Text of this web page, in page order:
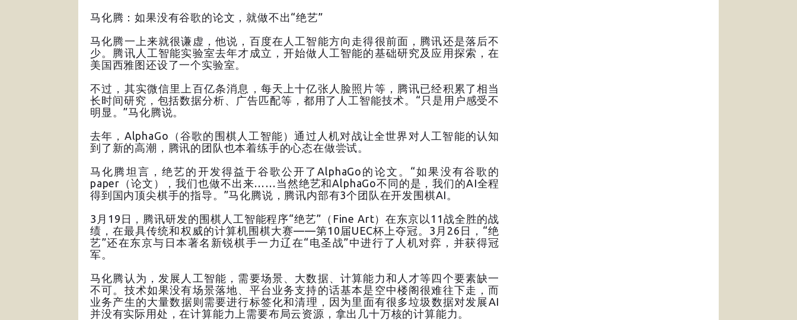
马化腾：如果没有谷歌的论文，就做不出“绝艺”
马化腾一上来就很谦虚，他说，百度在人工智能方向走得很前面，腾讯还是落后不
少。腾讯人工智能实验室去年才成立，开始做人工智能的基础研究及应用探索，在
美国西雅图还设了一个实验室。
不过，其实微信里上百亿条消息，每天上十亿张人脸照片等，腾讯已经积累了相当
长时间研究，包括数据分析、广告匹配等，都用了人工智能技术。“只是用户感受不
明显。”马化腾说。
去年，AlphaGo（谷歌的围棋人工智能）通过人机对战让全世界对人工智能的认知
到了新的高潮，腾讯的团队也本着练手的心态在做尝试。
马化腾坦言，绝艺的开发得益于谷歌公开了AlphaGo的论文。“如果没有谷歌的
paper（论文），我们也做不出来……当然绝艺和AlphaGo不同的是，我们的AI全程
得到国内顶尖棋手的指导。”马化腾说，腾讯内部有3个团队在开发围棋AI。
3月19日，腾讯研发的围棋人工智能程序“绝艺”（Fine Art）在东京以11战全胜的战
绩，在最具传统和权威的计算机围棋大赛——第10届UEC杯上夺冠。3月26日，“绝
艺”还在东京与日本著名新锐棋手一力辽在“电圣战”中进行了人机对弈，并获得冠
军。
马化腾认为，发展人工智能，需要场景、大数据、计算能力和人才等四个要素缺一
不可。技术如果没有场景落地、平台业务支持的话基本是空中楼阁很难往下走，而
业务产生的大量数据则需要进行标签化和清理，因为里面有很多垃圾数据对发展AI
并没有实际用处，在计算能力上需要布局云资源，拿出几十万核的计算能力。